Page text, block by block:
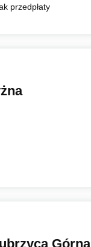
przedpłaty
Górna